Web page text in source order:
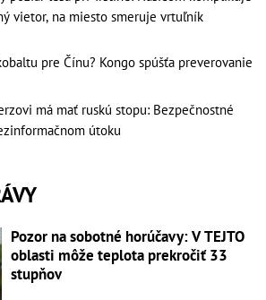
boj s plameňmi silný vietor, na miesto smeruje vrtuľník
pre Čínu? Kongo spúšťa preverovanie
má mať ruskú stopu: Bezpečnostné
útoku
Pozor na sobotné horúčavy: V TEJTO
oblasti môže teplota prekročiť 33
stupňov